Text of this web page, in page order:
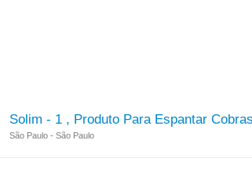
Solim - 1 , Produto Para Espantar
São Paulo - São Paulo